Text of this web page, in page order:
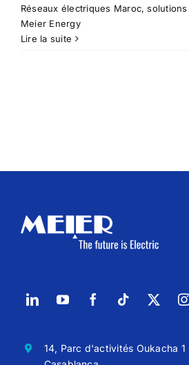
Réseaux électriques Maroc,solutions
Meier Energy
Lire la suite
14, Parc d'activités Oukacha 1